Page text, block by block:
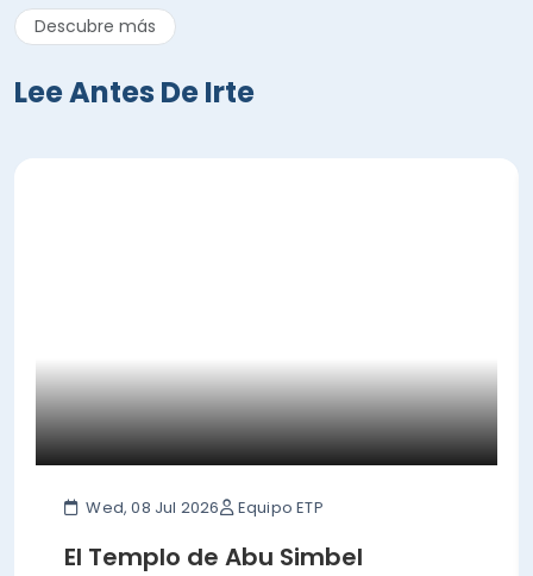
Descubre más
Lee Antes De Irte
Wed, 08 Jul 2026 Equipo ETP
El Templo de Abu Simbel